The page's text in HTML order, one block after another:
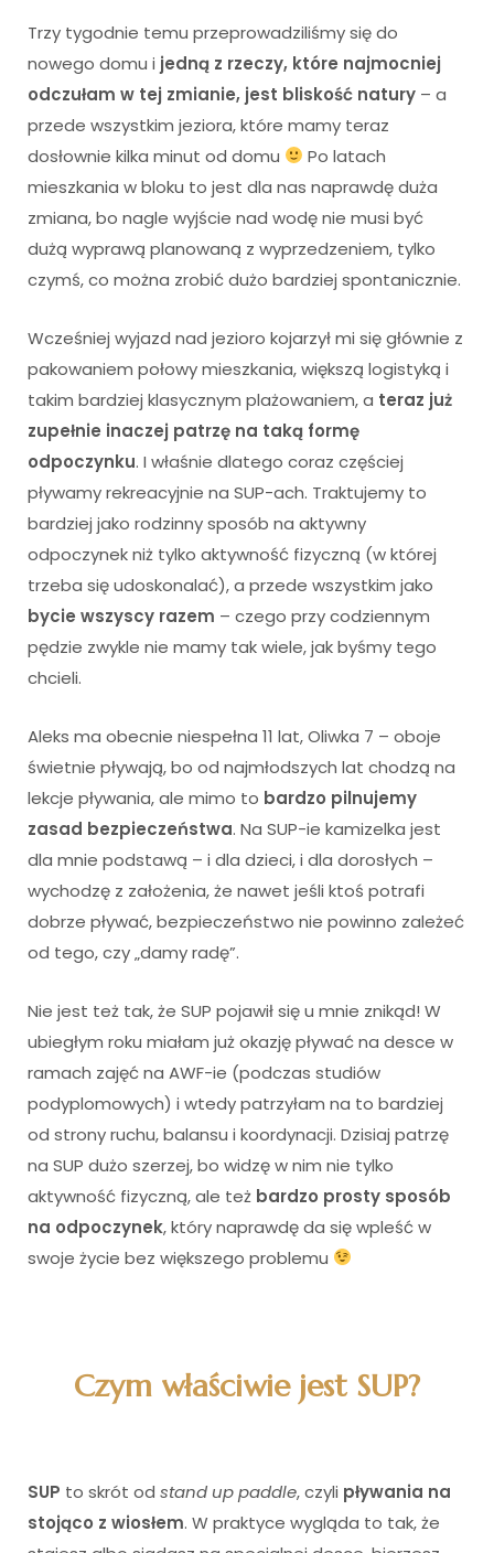
Trzy tygodnie temu przeprowadziliśmy się do
nowego domu i jedną z rzeczy, które najmocniej
odczułam w tej zmianie, jest bliskość natury – a
przede wszystkim jeziora, które mamy teraz
dosłownie kilka minut od domu
Po latach
mieszkania w bloku to jest dla nas naprawdę duża
zmiana, bo nagle wyjście nad wodę nie musi być
dużą wyprawą planowaną z wyprzedzeniem, tylko
czymś, co można zrobić dużo bardziej spontanicznie.
Wcześniej wyjazd nad jezioro kojarzył mi się głównie z
pakowaniem połowy mieszkania, większą logistyką i
takim bardziej klasycznym plażowaniem, a teraz już
zupełnie inaczej patrzę na taką formę
odpoczynku. I właśnie dlatego coraz częściej
pływamy rekreacyjnie na SUP-ach. Traktujemy to
bardziej jako rodzinny sposób na aktywny
odpoczynek niż tylko aktywność fizyczną (w której
trzeba się udoskonalać), a przede wszystkim jako
bycie wszyscy razem – czego przy codziennym
pędzie zwykle nie mamy tak wiele, jak byśmy tego
chcieli.
Aleks ma obecnie niespełna 11 lat, Oliwka 7 – oboje
świetnie pływają, bo od najmłodszych lat chodzą na
lekcje pływania, ale mimo to bardzo pilnujemy
zasad bezpieczeństwa. Na SUP-ie kamizelka jest
dla mnie podstawą – i dla dzieci, i dla dorosłych –
wychodzę z założenia, że nawet jeśli ktoś potrafi
dobrze pływać, bezpieczeństwo nie powinno zależeć
od tego, czy „damy radę”.
Nie jest też tak, że SUP pojawił się u mnie znikąd! W
ubiegłym roku miałam już okazję pływać na desce w
ramach zajęć na AWF-ie (podczas studiów
podyplomowych) i wtedy patrzyłam na to bardziej
od strony ruchu, balansu i koordynacji. Dzisiaj patrzę
na SUP dużo szerzej, bo widzę w nim nie tylko
aktywność fizyczną, ale też bardzo prosty sposób
na odpoczynek, który naprawdę da się wpleść w
swoje życie bez większego problemu
Czym właściwie jest SUP?
SUP to skrót od stand up paddle, czyli pływania na
stojąco z wiosłem. W praktyce wygląda to tak, że